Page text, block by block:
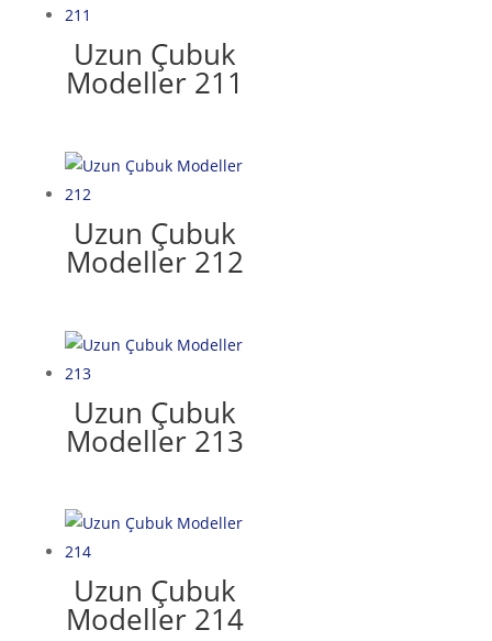
Uzun Çubuk
Modeller 211
Uzun Çubuk
Modeller 212
Uzun Çubuk
Modeller 213
Uzun Çubuk
Modeller 214